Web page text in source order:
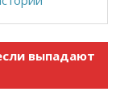
выпадают